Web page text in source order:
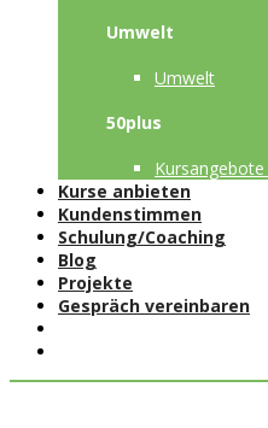
Umwelt
Umwelt
50plus
Kurse anbieten
Kundenstimmen
Schulung/Coaching
Blog
Projekte
Gespräch vereinbaren